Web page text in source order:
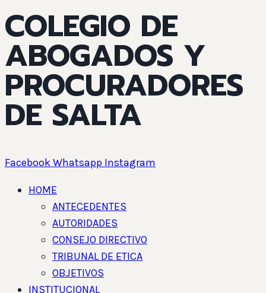
COLEGIO DE
ABOGADOS Y
PROCURADORES
DE SALTA
FacebookWhatsapp Instagram
HOME
ANTECEDENTES
AUTORIDADES
CONSEJO DIRECTIVO
TRIBUNAL DE ETICA
OBJETIVOS
INSTITUCIONAL